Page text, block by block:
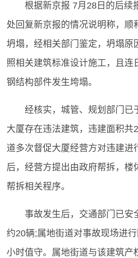
根据新京报 7月28日的后续
处回复新京报的情况说明称，顺
坍塌，经相关部门鉴定，坍塌原
照相关建筑标准设计施工，且连
钢结构部件发生垮塌。
经核实，城管、规划部门已
大厦存在违法建筑，违建面积共
道多次督促大厦经营方对违建进
后，经营方提出由政府帮拆，楼
帮拆相关程序。
事故发生后，交通部门已安
约20辆;属地街道对事故现场进
小时值守。属地街道与该建筑产